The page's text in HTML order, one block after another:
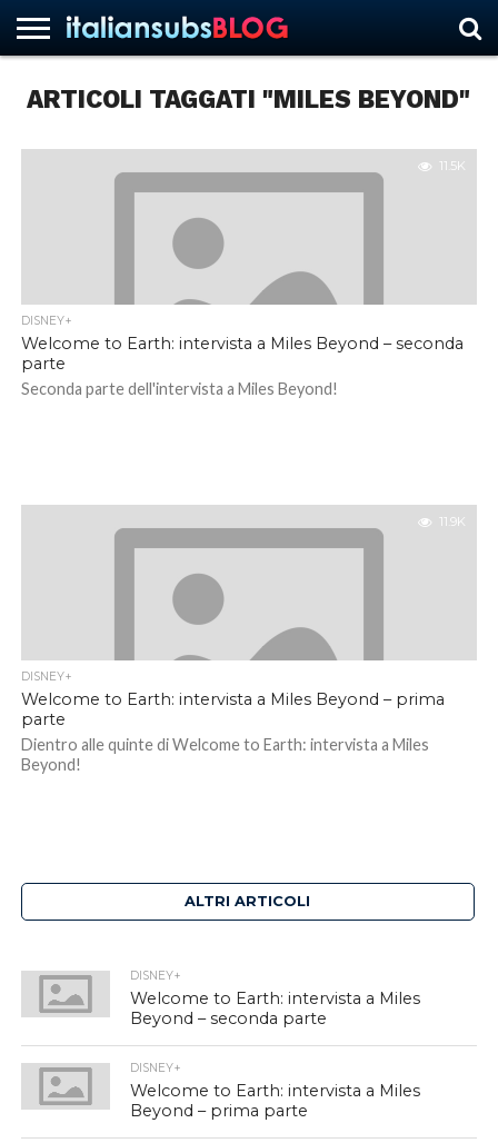
NEWS
ASCOLTI
RECENSIONI
INTERVISTE
CURIOSITÀ
CHI
CONTATTACI
FORUM
ITALIANSUBS
ARTICOLI TAGGATI "MILES BEYOND"
11.5K
DISNEY+
Welcome to Earth: intervista a Miles Beyond – seconda
parte
Seconda parte dell'intervista a Miles Beyond!
11.9K
DISNEY+
Welcome to Earth: intervista a Miles Beyond – prima
parte
Dientro alle quinte di Welcome to Earth: intervista a Miles
Beyond!
ALTRI ARTICOLI
DISNEY+
Welcome to Earth: intervista a Miles
Beyond – seconda parte
DISNEY+
Welcome to Earth: intervista a Miles
Beyond – prima parte